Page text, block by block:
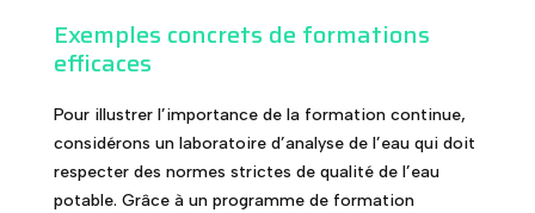
Exemples concrets de formations
efficaces
Pour illustrer l’importance de la formation continue,
considérons un laboratoire d’analyse de l’eau qui doit
respecter des normes strictes de qualité de l’eau
potable. Grâce à un programme de formation